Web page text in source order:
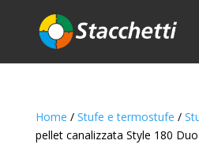
Home / Stufe e termostufe /
pellet canalizzata Style 180